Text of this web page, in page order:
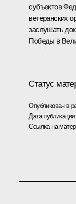
субъектов
ветеранских
заслушать
Победы в
Статус
Опубликован в
Дата публикации:
Ссылка на